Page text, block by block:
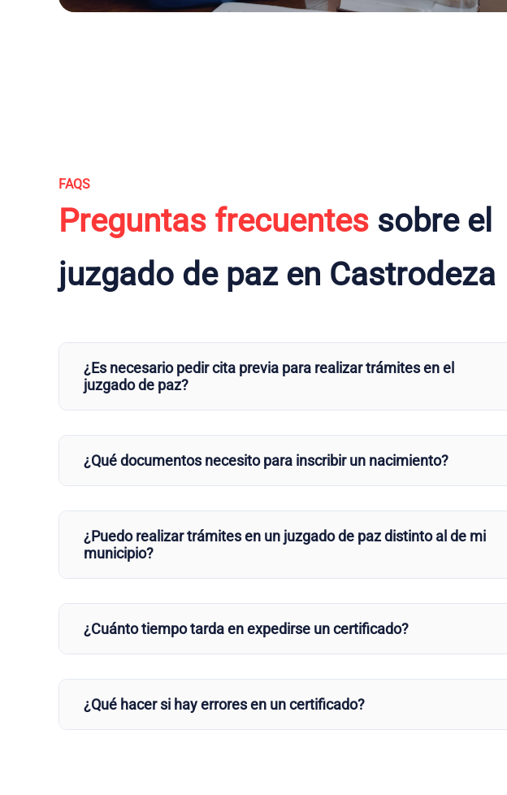
FAQS
Preguntas frecuentes sobre el
juzgado de paz en Castrodeza
¿Es necesario pedir cita previa para realizar trámites en el
juzgado de paz?
¿Qué documentos necesito para inscribir un nacimiento?
¿Puedo realizar trámites en un juzgado de paz distinto al de mi
municipio?
¿Cuánto tiempo tarda en expedirse un certificado?
¿Qué hacer si hay errores en un certificado?